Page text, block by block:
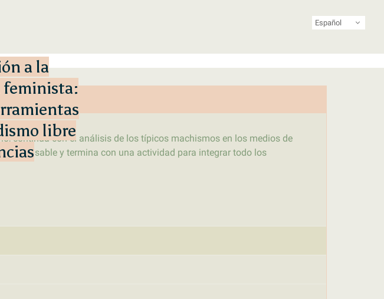
a la
libre
continúa con el análisis de los típicos machismos en los medios de
y termina con una actividad para integrar todo los
Español